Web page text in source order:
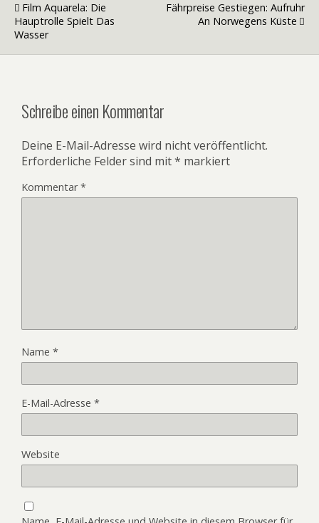
Film Aquarela: Die
Hauptrolle Spielt Das
Wasser
Fährpreise Gestiegen: Aufruhr
An Norwegens Küste
Schreibe einen Kommentar
Deine E-Mail-Adresse wird nicht veröffentlicht.
Erforderliche Felder sind mit* markiert
Kommentar*
Name *
E-Mail-Adresse *
Website